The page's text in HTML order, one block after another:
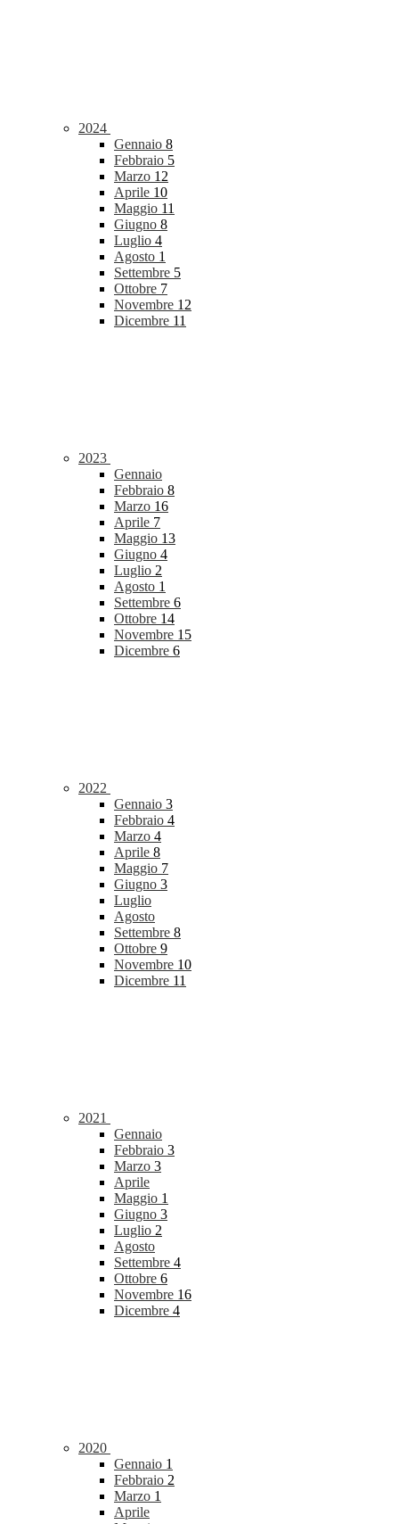
2024
Gennaio 8
Febbraio 5
Marzo 12
Aprile 10
Maggio 11
Giugno 8
Luglio 4
Agosto 1
Settembre 5
Ottobre 7
Novembre 12
Dicembre 11
2023
Gennaio
Febbraio 8
Marzo 16
Aprile 7
Maggio 13
Giugno 4
Luglio 2
Agosto 1
Settembre 6
Ottobre 14
Novembre 15
Dicembre 6
2022
Gennaio 3
Febbraio 4
Marzo 4
Aprile 8
Maggio 7
Giugno 3
Luglio
Agosto
Settembre 8
Ottobre 9
Novembre 10
Dicembre 11
2021
Gennaio
Febbraio 3
Marzo 3
Aprile
Maggio 1
Giugno 3
Luglio 2
Agosto
Settembre 4
Ottobre 6
Novembre 16
Dicembre 4
2020
Gennaio 1
Febbraio 2
Marzo 1
Aprile